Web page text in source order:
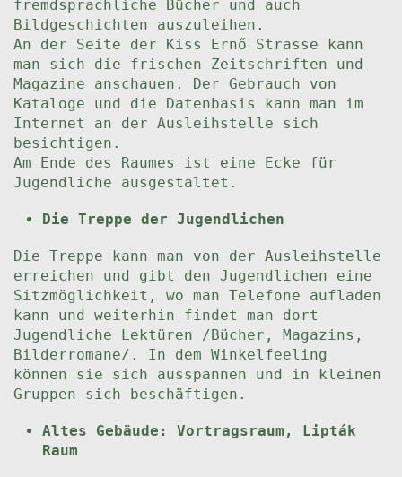
fremdsprachliche Bücher und auch
Bildgeschichten auszuleihen.
An der Seite der Kiss Ernő Strasse kann
man sich die frischen Zeitschriften und
Magazine anschauen. Der Gebrauch von
Kataloge und die Datenbasis kann man im
Internet an der Ausleihstelle sich
besichtigen.
Am Ende des Raumes ist eine Ecke für
Jugendliche ausgestaltet.
Die Treppe der Jugendlichen
Die Treppe kann man von der Ausleihstelle
erreichen und gibt den Jugendlichen eine
Sitzmöglichkeit, wo man Telefone aufladen
kann und weiterhin findet man dort
Jugendliche Lektüren /Bücher, Magazins,
Bilderromane/. In dem Winkelfeeling
können sie sich ausspannen und in kleinen
Gruppen sich beschäftigen.
Altes Gebäude: Vortragsraum, Lipták
Raum